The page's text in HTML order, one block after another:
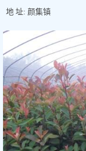
地 址: 颜集镇